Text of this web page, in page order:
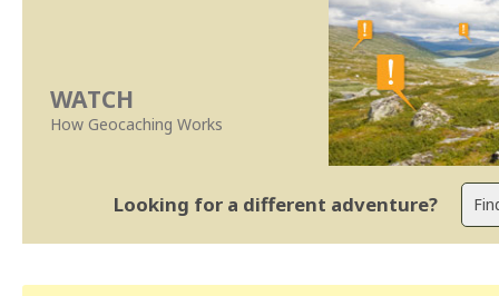
WATCH
How Geocaching Works
Looking for a different adventure?